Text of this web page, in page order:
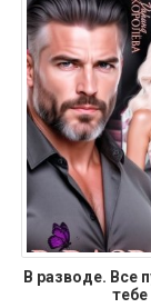
В разводе. Все
тебе